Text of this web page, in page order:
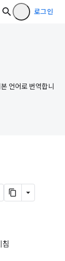
로그인
언어로 번역합니